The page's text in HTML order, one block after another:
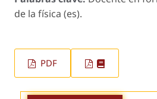
de la física (es).
PDF